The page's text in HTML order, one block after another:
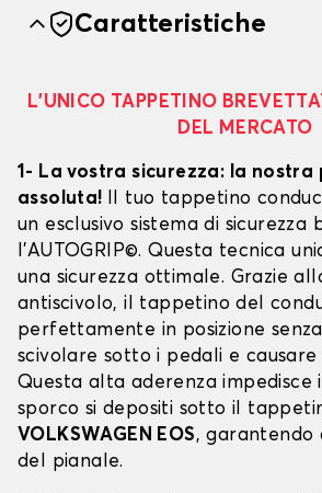
Caratteristiche
L’UNICO TAPPETINO
DEL MERCATO
1- La vostra sicurezza: la nostra
assoluta! Il tuo tappetino
un esclusivo sistema di sicurezza
l’AUTOGRIP©. Questa tecnica
una sicurezza ottimale. Grazie
antiscivolo, il tappetino del
perfettamente in posizione
scivolare sotto i pedali e causare
Questa alta aderenza impedisce
sporco si depositi sotto il
VOLKSWAGEN EOS, garantendo
del pianale.